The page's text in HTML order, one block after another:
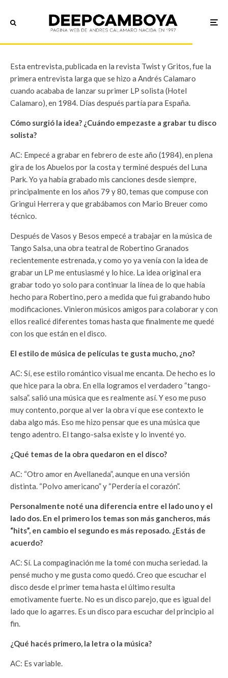
Entrevistas · 10/03/1984 · 7 min read
Twist y Gritos, 2 de agosto, 1984
Esta entrevista, publicada en la revista Twist y Gritos, fue la
primera entrevista larga que se hizo a Andrés Calamaro
cuando acababa de lanzar su primer LP solista (Hotel
Calamaro), en 1984. Días después partía para España.
Cómo surgió la idea? ¿Cuándo empezaste a grabar tu disco
solista?
AC: Empecé a grabar en febrero de este año (1984), en plena
gira de los Abuelos por la costa y terminé después del Luna
Park. Yo ya había grabado mis canciones desde siempre,
principalmente en los años 79 y 80, temas que compuse con
Gringui Herrera y que grabábamos con Mario Breuer como
técnico.
Después de Vasos y Besos empecé a trabajar en la música de
Tango Salsa, una obra teatral de Robertino Granados
recientemente estrenada, y como yo ya venía con la idea de
grabar un LP me entusiasmé y lo hice. La idea original era
grabar todo yo solo para continuar la línea de lo que había
hecho para Robertino, pero a medida que fui grabando hubo
modificaciones. Vinieron músicos amigos para colaborar y con
ellos realicé diferentes tomas hasta que finalmente me quedé
con los que están en el disco.
El estilo de música de películas te gusta mucho, ¿no?
AC: Sí, ese estilo romántico visual me encanta. De hecho es lo
que hice para la obra. En ella logramos el verdadero “tango-
salsa”. salió una música que es realmente así. Y eso me puso
muy contento, porque al ver la obra ví que ese contexto le
daba algo más. Eso me hizo pensar que es una música que
tengo adentro. El tango-salsa existe y lo inventé yo.
¿Qué temas de la obra quedaron en el disco?
AC: “Otro amor en Avellaneda”, aunque en una versión
distinta. “Polvo americano” y “Perdería el corazón”.
Personalmente noté una diferencia entre el lado uno y el
lado dos. En el primero los temas son más gancheros, más
“hits”, en cambio el segundo es más reposado. ¿Estás de
acuerdo?
AC: Sí. La compaginación me la tomé con mucha seriedad. la
pensé mucho y me gusta como quedó. Creo que escuchar el
disco desde el primer tema hasta el último resulta
emotivamente fuerte. No es un disco parejo, que es igual del
lado que lo agarres. Es un disco para escuchar del principio al
fin.
¿Qué hacés primero, la letra o la música?
AC: Es variable.